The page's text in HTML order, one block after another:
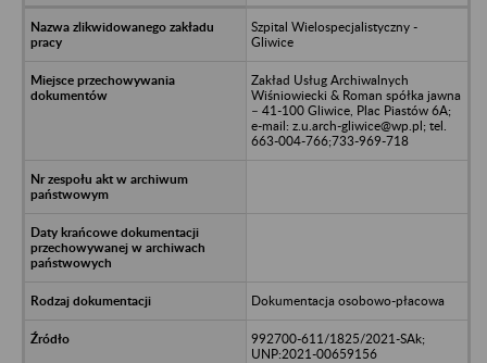
Szpital Wielospecjalistyczny -
Gliwice
Zakład Usług Archiwalnych
Wiśniowiecki & Roman spółka jawna
– 41-100 Gliwice, Plac Piastów 6A;
e-mail: z.u.arch-gliwice@wp.pl; tel.
663-004-766;733-969-718
Dokumentacja osobowo-płacowa
992700-611/1825/2021-SAk;
UNP:2021-00659156